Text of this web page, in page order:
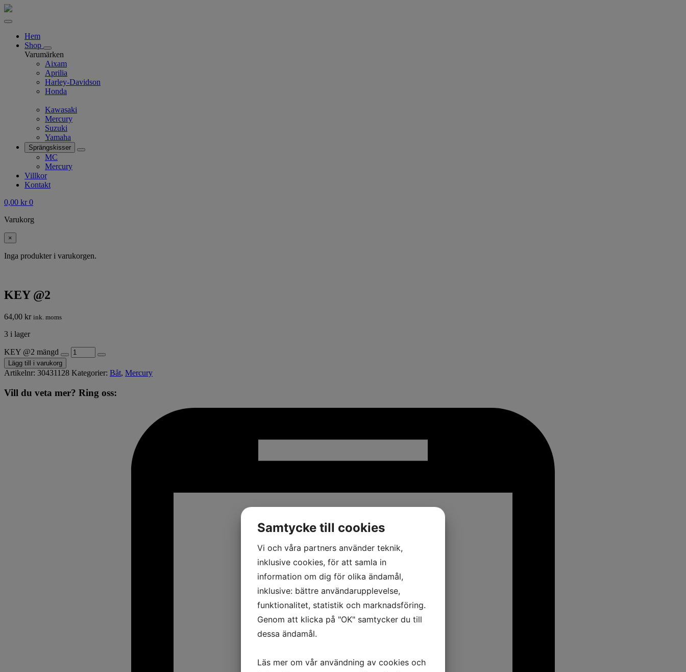
Hem
Shop
Varumärken
Aixam
Aprilia
Harley-Davidson
Honda
Kawasaki
Mercury
Suzuki
Yamaha
Sprängskisser
MC
Mercury
Villkor
Kontakt
0,00 kr 0
Varukorg
×
Inga produkter i varukorgen.
KEY @2
64,00 kr ink. moms
3 i lager
KEY @2 mängd
Lägg till i varukorg
Artikelnr: 30431128 Kategorier: Båt, Mercury
Vill du veta mer? Ring oss:
Samtycke till cookies
Vi och våra partners använder teknik,
inklusive cookies, för att samla in
information om dig för olika ändamål,
inklusive: bättre användarupplevelse,
funktionalitet, statistik och marknadsföring.
Genom att klicka på "OK" samtycker du till
dessa ändamål.
Läs mer om vår användning av cookies och